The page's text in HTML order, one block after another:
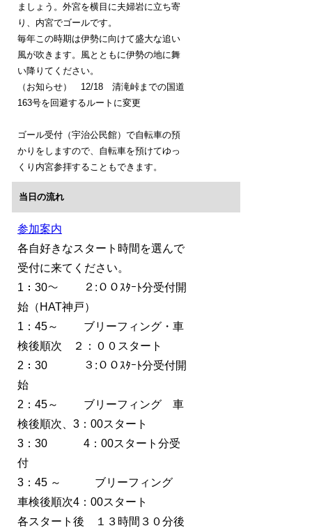
ましょう。外宮を横目に夫婦岩に立ち寄
り、内宮でゴールです。
毎年この時期は伊勢に向けて盛大な追い
風が吹きます。風とともに伊勢の地に舞
い降りてください。
（お知らせ） 12/18 清滝峠までの国道
163号を回避するルートに変更
ゴール受付（宇治公民館）で自転車の預
かりをしますので、自転車を預けてゆっ
くり内宮参拝することもできます。
当日の流れ
参加案内
各自好きなスタート時間を選んで
受付に来てください。
1：30～ ２:００ｽﾀｰﾄ分受付開
始（HAT神戸）
1：45～ ブリーフィング・車
検後順次 ２：００スタート
2：30 ３:００ｽﾀｰﾄ分受付開
始
2：45～ ブリーフィング 車
検後順次、3：00スタート
3：30 4：00スタート分受
付
3：45 ～ ブリーフィング
車検後順次4：00スタート
各スタート後 １３時間３０分後